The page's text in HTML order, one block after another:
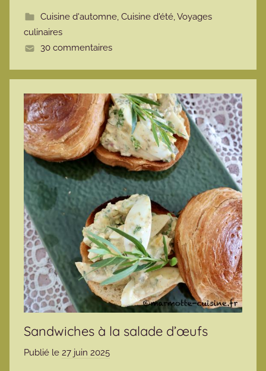
t
Cuisine d'automne, Cuisine d'été,Voyages
culinaires
30 commentaires
Sandwiches à la salade d’œufs
Publié le 27 juin 2025